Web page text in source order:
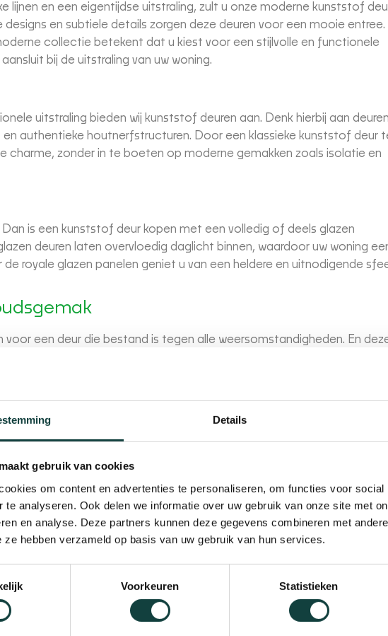
Details
gebruik van cookies
om content en advertenties te personaliseren, om functies voor social
te analyseren. Ook delen we informatie over uw gebruik van onze site met
en analyse. Deze partners kunnen deze gegevens combineren met
ze hebben verzameld op basis van uw gebruik van hun services.
Voorkeuren Statistieken
lijnen en een eigentijdse uitstraling, zult u onze moderne kunststof
designs en subtiele details zorgen deze deuren voor een mooie entree.
collectie betekent dat u kiest voor een stijlvolle en functionele
bij de uitstraling van uw woning.
uitstraling bieden wij kunststof deuren aan. Denk hierbij aan deuren
en authentieke houtnerfstructuren. Door een klassieke kunststof deur
charme, zonder in te boeten op moderne gemakken zoals isolatie en
is een kunststof deur kopen met een volledig of deels glazen
deuren laten overvloedig daglicht binnen, waardoor uw woning
de royale glazen panelen geniet u van een heldere en uitnodigende
een deur die bestand is tegen alle weersomstandigheden. En
Kunststof deuren rotten niet, roesten niet en vervormen niet. Hierdoor
hoeft u zich geen zorgen te maken over schilderen of
en zeep is genoeg om uw deur in topconditie te houden.
aanschaf van nieuwe deuren. Een kunststof deur kopen bij Ecokozijnen
isolerende eigenschappen van onze producten. Onze deuren zijn
zorgen dat warmte binnen blijft en kou buiten. Als bij ons een
we hem van hoogwaardig HR++ glas. Dit draagt niet alleen bij aan
te verlagen.
alleen uit naar warmte en het energieverbruik. Maar een ander
hecht aan rust en stilte in uw huis, is een kunststof deur kopen bij
zijn ontworpen om geluidsoverlast van buitenaf tot een minimum te